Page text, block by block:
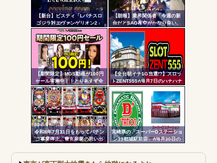
【新台】ビスティ「Lパチスロ
ゴジラ対エヴァンゲリオン2」
PV第一弾公開！Gの衝撃再
来！！！
【朗報】業界関係者「今週の新
台だとSAO夜空がかなり良い。
全国データでNo.1稼働、1000円
スタートは平均20弱、玉単価は2
円切り&出率98%台後半で相当甘
い数値」
【期間限定】MGS動画が100円
セール実施中！！とりあえず全
部買うやろｗｗｗｗｗ
【全台朝イチ1G当選!?】スロッ
トZENT555が8月7日のハナハナ
にモーニングを仕込んだらしい
ｗｗｗｗ
令和8年7月31日をもってパチン
コ事業停止…豊丸産業の思い出
宮崎県の「スーパーDステーショ
ン39都城駅前店」が8月30日の